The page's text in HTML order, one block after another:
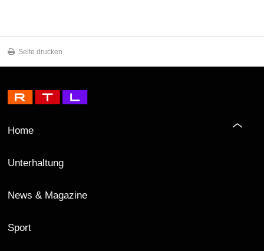
Seite drucken
Home
Unterhaltung
News & Magazine
Sport